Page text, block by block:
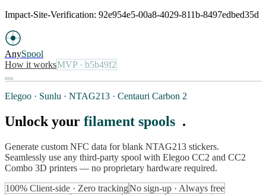
Impact-Site-Verification: 92e954e5-00a8-4029-811b-8497edbed35d
AnySpool
How it worksMVP· b5b49f2
Elegoo · Sunlu · NTAG213 · Centauri Carbon 2
Unlock your filament spools .
Generate custom NFC data for blank NTAG213 stickers.
Seamlessly use any third-party spool with Elegoo CC2 and CC2
Combo 3D printers — no proprietary hardware required.
100% Client-side · Zero trackingNo sign-up · Always free